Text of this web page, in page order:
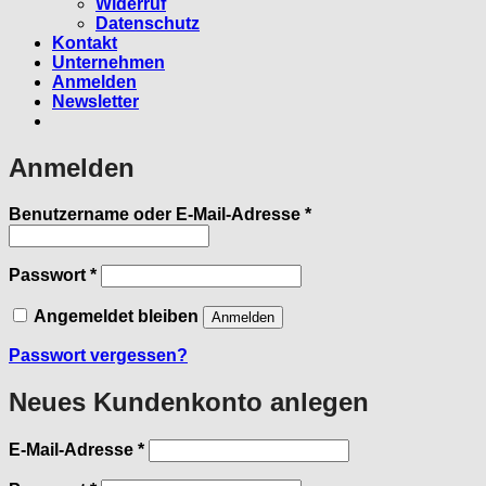
Datenschutz
Kontakt
Unternehmen
Anmelden
Newsletter
Anmelden
Benutzername oder E-Mail-Adresse *Erforderlich
Passwort *Erforderlich
Angemeldet bleiben Anmelden
Passwort vergessen?
Neues Kundenkonto anlegen
E-Mail-Adresse *Erforderlich